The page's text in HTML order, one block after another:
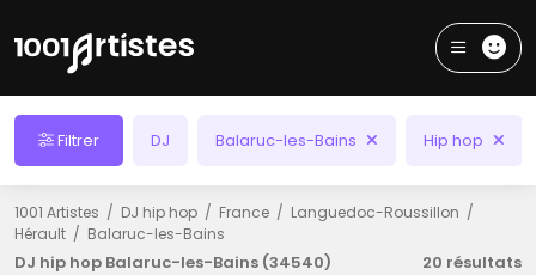
Filtrer DJ Balaruc-les-Bains Hip hop
1001 Artistes DJ hip hop France
Languedoc-Roussillon
Hérault
Balaruc-les-Bains
DJ hip hop Balaruc-les-Bains (34540) 20 résultats